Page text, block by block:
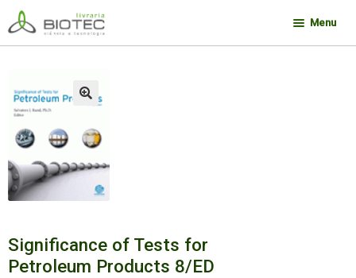
Pular
para
navegação
Pular
para
o
Menu
Significance of Tests for
Petroleum Products 8/ED